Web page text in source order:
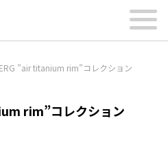
”air titanium rim”コレクション
rim”コレクション